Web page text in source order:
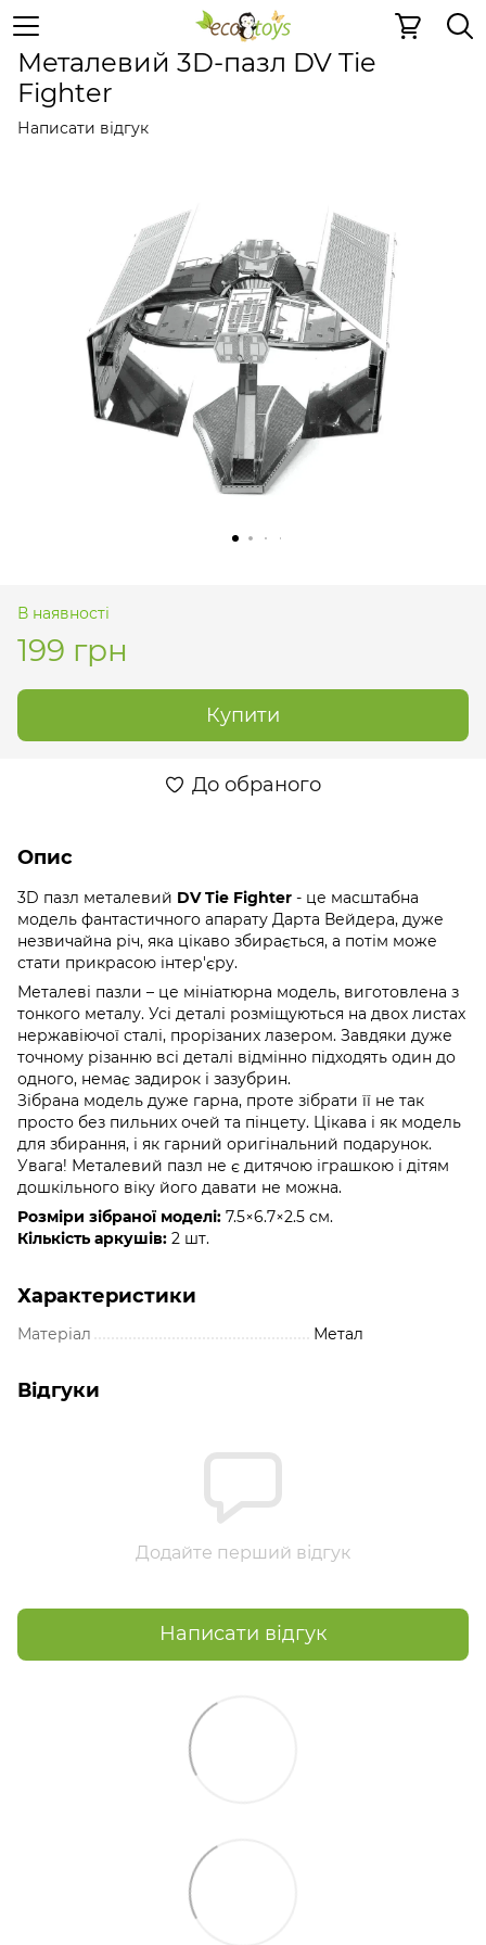
Металеві 3D пазли Металеві 3D
Металевий 3D-пазл DV Tie
Fighter
Написати відгук
В наявності
199 грн
Купити
До обраного
Опис
3D пазл металевий DV Tie Fighter - це масштабна
модель фантастичного апарату Дарта Вейдера, дуже
незвичайна річ, яка цікаво збирається, а потім може
стати прикрасою інтер'єру.
Металеві пазли – це мініатюрна модель, виготовлена ​​з
тонкого металу. Усі деталі розміщуються на двох листах
нержавіючої сталі, прорізаних лазером. Завдяки дуже
точному різанню всі деталі відмінно підходять один до
одного, немає задирок і зазубрин.
Зібрана модель дуже гарна, проте зібрати її не так
просто без пильних очей та пінцету. Цікава і як модель
для збирання, і як гарний оригінальний подарунок.
Увага! Металевий пазл не є дитячою іграшкою і дітям
дошкільного віку його давати не можна.
Розміри зібраної моделі: 7.5×6.7×2.5 см.
Кількість аркушів: 2 шт.
Характеристики
Матеріал Метал
Відгуки
Додайте перший відгук
Написати відгук